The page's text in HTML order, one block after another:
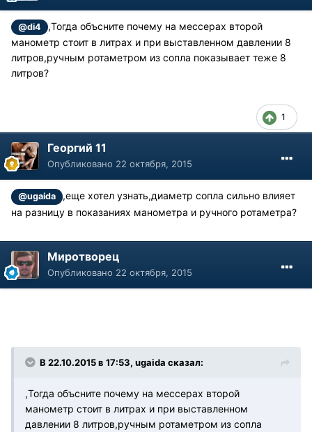
@di4
,Тогда объсните почему на мессерах второй
манометр стоит в литрах и при выставленном давлении 8
литров,ручным ротаметром из сопла показывает теже 8
литров?
1
Георгий 11
Опубликовано 22 октября, 2015
@ugaida
,еще хотел узнать,диаметр сопла сильно влияет
на разницу в показаниях манометра и ручного ротаметра?
Миротворец
Опубликовано 22 октября, 2015
В 22.10.2015 в 17:53, ugaida сказал:
,Тогда объсните почему на мессерах второй
манометр стоит в литрах и при выставленном
давлении 8 литров,ручным ротаметром из сопла